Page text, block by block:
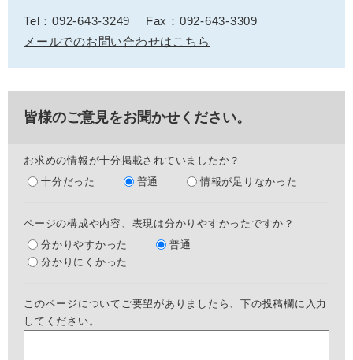
Tel：092-643-3249
Fax：092-643-3309
メールでのお問い合わせはこちら
皆様のご意見をお聞かせください。
お求めの情報が十分掲載されていましたか？
十分だった
普通 情報が足りなかった
ページの構成や内容、表現は分かりやすかったですか？
分かりやすかった
普通
分かりにくかった
このページについてご要望がありましたら、下の投稿欄に入力
してください。